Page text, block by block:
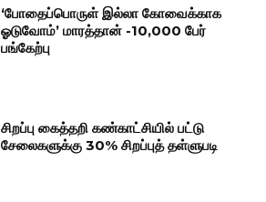
‘போதைப்பொருள் இல்லா கோவைக்காக
ஓடுவோம்’ மாரத்தான் -10,000 பேர்
பங்கேற்பு
சிறப்பு கைத்தறி கண்காட்சியில் பட்டு
சேலைகளுக்கு 30% சிறப்புத் தள்ளுபடி